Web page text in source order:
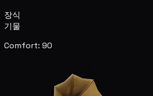
장식
기물
Comfort: 90